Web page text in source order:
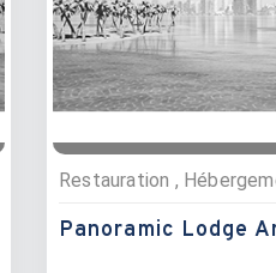
Panoramic Lodge